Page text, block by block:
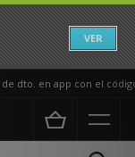
VER
en app con el código
para calzado